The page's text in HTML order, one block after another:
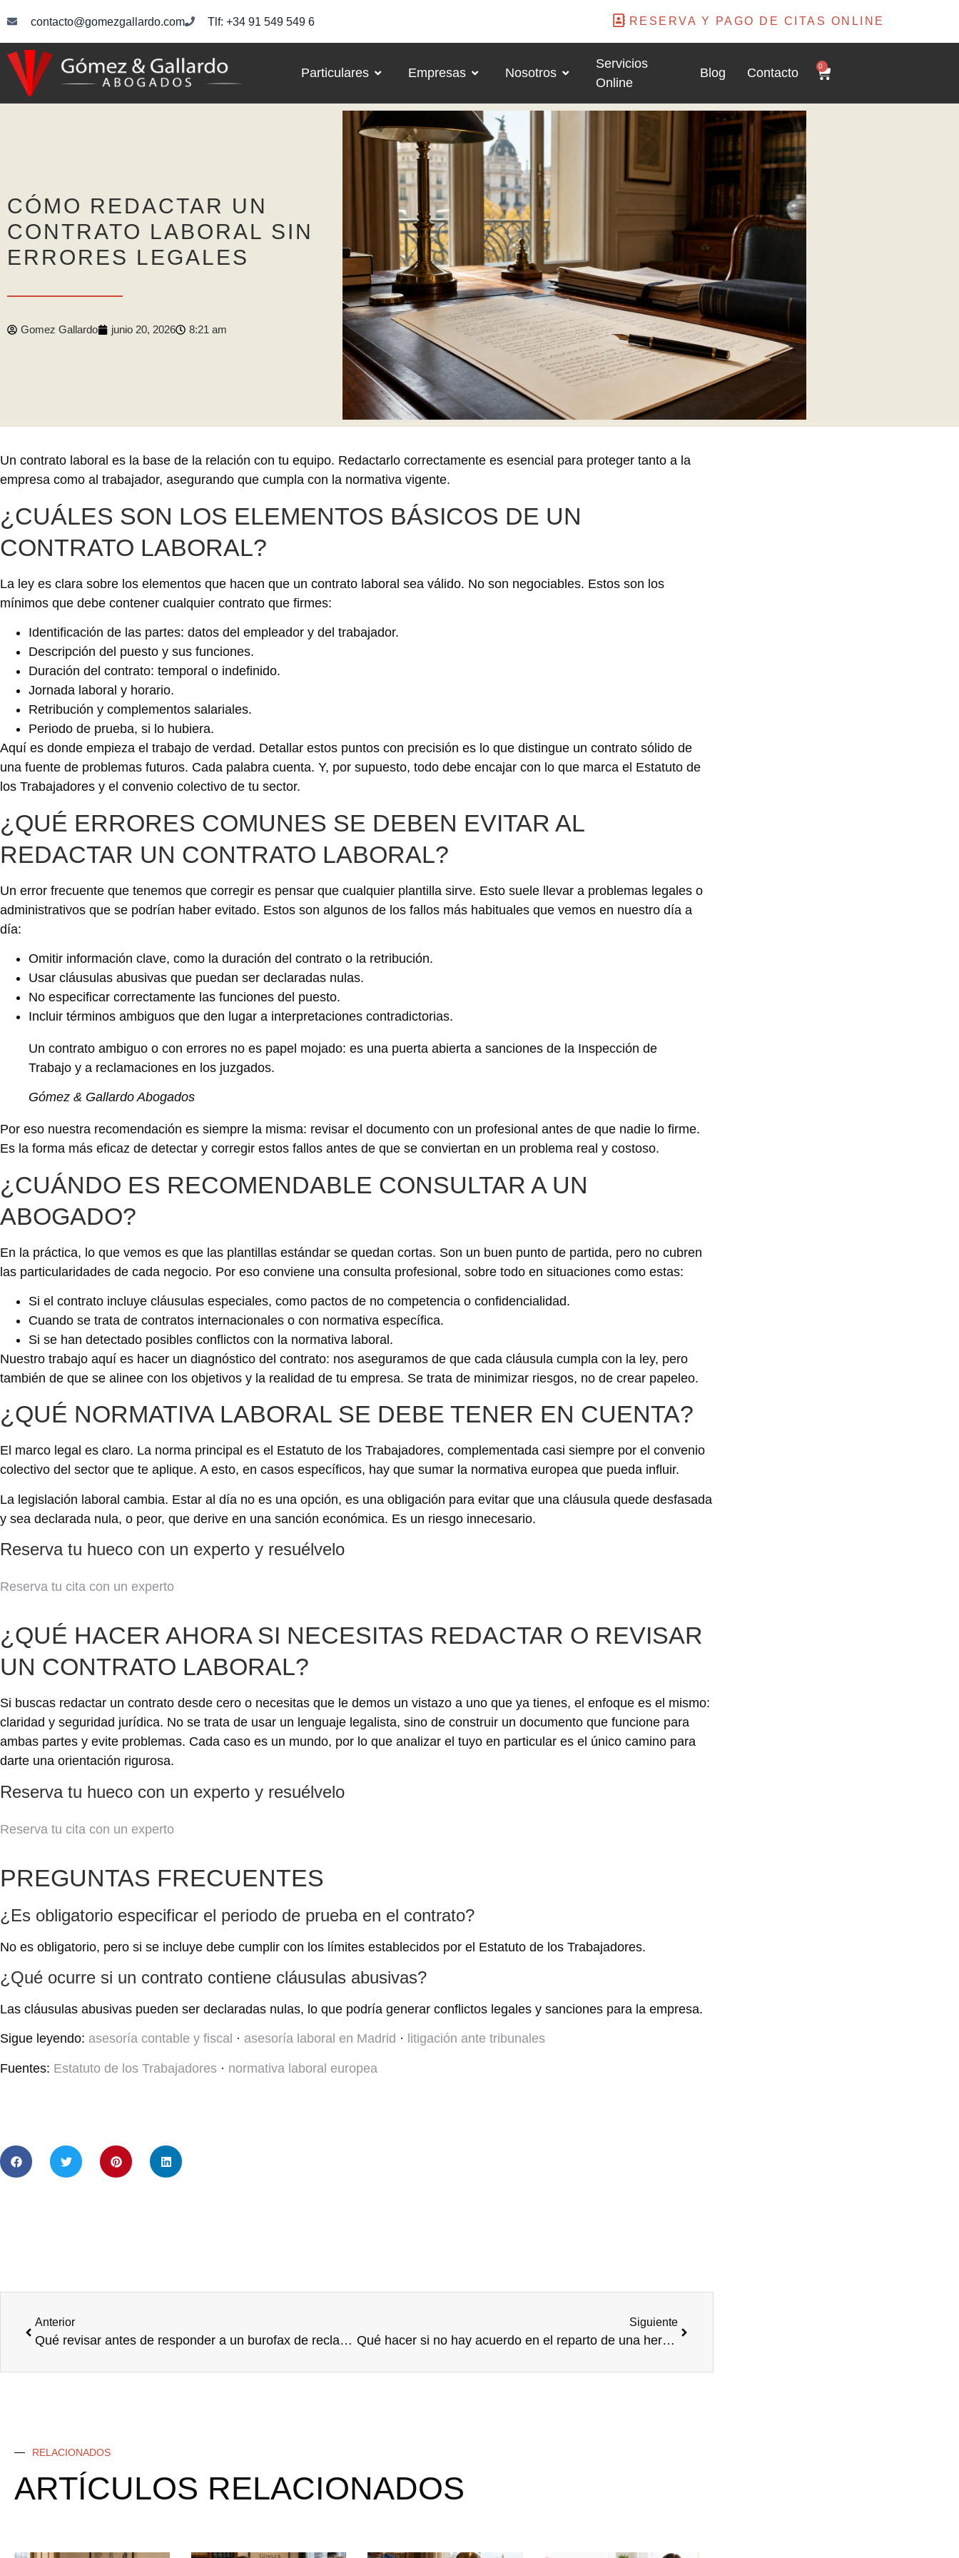
contacto@gomezgallardo.com Tlf: +34 91 549 549 6 RESERVA Y PAGO DE CITAS ONLINE
Particulares Empresas Nosotros
Servicios
Online
Blog Contacto 0
CÓMO REDACTAR UN
CONTRATO LABORAL SIN
ERRORES LEGALES
Gomez Gallardo junio 20, 2026 8:21 am
Un contrato laboral es la base de la relación con tu equipo. Redactarlo correctamente es esencial para proteger tanto a la
empresa como al trabajador, asegurando que cumpla con la normativa vigente.
¿CUÁLES SON LOS ELEMENTOS BÁSICOS DE UN
CONTRATO LABORAL?
La ley es clara sobre los elementos que hacen que un contrato laboral sea válido. No son negociables. Estos son los
mínimos que debe contener cualquier contrato que firmes:
Identificación de las partes: datos del empleador y del trabajador.
Descripción del puesto y sus funciones.
Duración del contrato: temporal o indefinido.
Jornada laboral y horario.
Retribución y complementos salariales.
Periodo de prueba, si lo hubiera.
Aquí es donde empieza el trabajo de verdad. Detallar estos puntos con precisión es lo que distingue un contrato sólido de
una fuente de problemas futuros. Cada palabra cuenta. Y, por supuesto, todo debe encajar con lo que marca el Estatuto de
los Trabajadores y el convenio colectivo de tu sector.
¿QUÉ ERRORES COMUNES SE DEBEN EVITAR AL
REDACTAR UN CONTRATO LABORAL?
Un error frecuente que tenemos que corregir es pensar que cualquier plantilla sirve. Esto suele llevar a problemas legales o
administrativos que se podrían haber evitado. Estos son algunos de los fallos más habituales que vemos en nuestro día a
día:
Omitir información clave, como la duración del contrato o la retribución.
Usar cláusulas abusivas que puedan ser declaradas nulas.
No especificar correctamente las funciones del puesto.
Incluir términos ambiguos que den lugar a interpretaciones contradictorias.
Un contrato ambiguo o con errores no es papel mojado: es una puerta abierta a sanciones de la Inspección de
Trabajo y a reclamaciones en los juzgados.
Gómez & Gallardo Abogados
Por eso nuestra recomendación es siempre la misma: revisar el documento con un profesional antes de que nadie lo firme.
Es la forma más eficaz de detectar y corregir estos fallos antes de que se conviertan en un problema real y costoso.
¿CUÁNDO ES RECOMENDABLE CONSULTAR A UN
ABOGADO?
En la práctica, lo que vemos es que las plantillas estándar se quedan cortas. Son un buen punto de partida, pero no cubren
las particularidades de cada negocio. Por eso conviene una consulta profesional, sobre todo en situaciones como estas:
Si el contrato incluye cláusulas especiales, como pactos de no competencia o confidencialidad.
Cuando se trata de contratos internacionales o con normativa específica.
Si se han detectado posibles conflictos con la normativa laboral.
Nuestro trabajo aquí es hacer un diagnóstico del contrato: nos aseguramos de que cada cláusula cumpla con la ley, pero
también de que se alinee con los objetivos y la realidad de tu empresa. Se trata de minimizar riesgos, no de crear papeleo.
¿QUÉ NORMATIVA LABORAL SE DEBE TENER EN CUENTA?
El marco legal es claro. La norma principal es el Estatuto de los Trabajadores, complementada casi siempre por el convenio
colectivo del sector que te aplique. A esto, en casos específicos, hay que sumar la normativa europea que pueda influir.
La legislación laboral cambia. Estar al día no es una opción, es una obligación para evitar que una cláusula quede desfasada
y sea declarada nula, o peor, que derive en una sanción económica. Es un riesgo innecesario.
Reserva tu hueco con un experto y resuélvelo
Reserva tu cita con un experto
¿QUÉ HACER AHORA SI NECESITAS REDACTAR O REVISAR
UN CONTRATO LABORAL?
Si buscas redactar un contrato desde cero o necesitas que le demos un vistazo a uno que ya tienes, el enfoque es el mismo:
claridad y seguridad jurídica. No se trata de usar un lenguaje legalista, sino de construir un documento que funcione para
ambas partes y evite problemas. Cada caso es un mundo, por lo que analizar el tuyo en particular es el único camino para
darte una orientación rigurosa.
Reserva tu hueco con un experto y resuélvelo
Reserva tu cita con un experto
PREGUNTAS FRECUENTES
¿Es obligatorio especificar el periodo de prueba en el contrato?
No es obligatorio, pero si se incluye debe cumplir con los límites establecidos por el Estatuto de los Trabajadores.
¿Qué ocurre si un contrato contiene cláusulas abusivas?
Las cláusulas abusivas pueden ser declaradas nulas, lo que podría generar conflictos legales y sanciones para la empresa.
Sigue leyendo: asesoría contable y fiscal · asesoría laboral en Madrid · litigación ante tribunales
Fuentes: Estatuto de los Trabajadores · normativa laboral europea
Anterior
Qué revisar antes de responder a un burofax de reclamación
Siguiente
Qué hacer si no hay acuerdo en el reparto de una herencia
RELACIONADOS
ARTÍCULOS RELACIONADOS